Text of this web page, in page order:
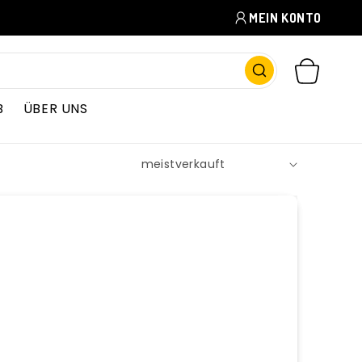
MEIN KONTO
ÜBER UNS
WARENKORB